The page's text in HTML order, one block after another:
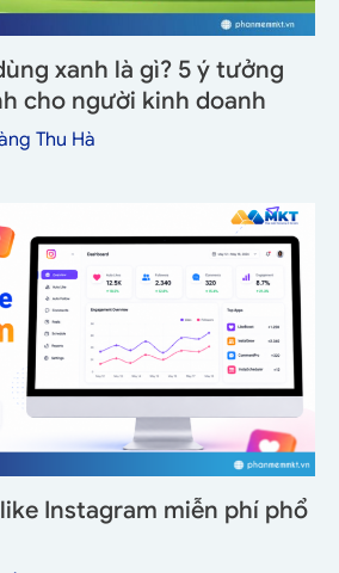
xanh là gì? 5 ý tưởng
cho người kinh doanh
Thu Hà
Instagram miễn phí phổ